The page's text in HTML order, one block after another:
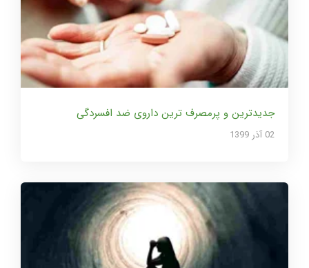
جدیدترین و پرمصرف ترین داروی ضد افسردگی
02 آذر 1399